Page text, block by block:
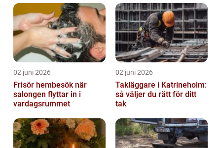
02 juni 2026
Frisör hembesök när
salongen flyttar in i
vardagsrummet
02 juni 2026
Takläggare i Katrineholm:
så väljer du rätt för ditt
tak